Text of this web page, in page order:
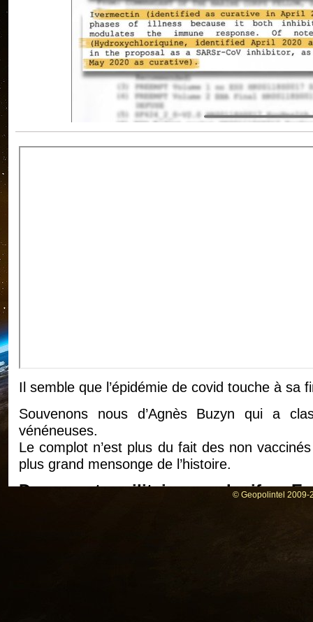
Il semble que l’épidémie de covid touche à sa
Souvenons nous d’Agnès Buzyn qui a
vénéneuses.
Le complot n’est plus du fait des non
plus grand mensonge de l’histoire.
Documents militaires explosifs :
© Geopolintel 2009-